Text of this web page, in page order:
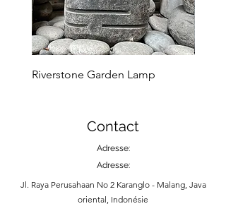
Riverstone Garden Lamp
Contact
Adresse:
Adresse:
Jl. Raya Perusahaan No 2 Karanglo - Malang, Java
oriental, Indonésie